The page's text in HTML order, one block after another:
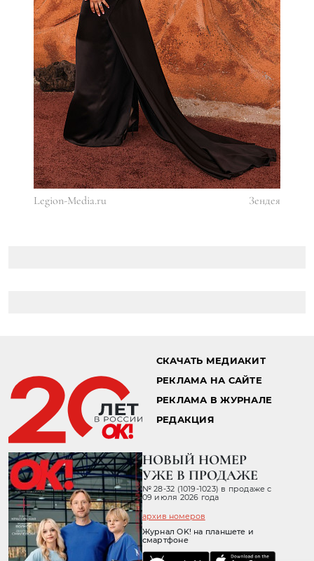
Legion-Media.ru Зендея
СКАЧАТЬ МЕДИАКИТ
РЕКЛАМА НА САЙТЕ
РЕКЛАМА В ЖУРНАЛЕ
РЕДАКЦИЯ
НОВЫЙ НОМЕР
УЖЕ В ПРОДАЖЕ
№ 28-32 (1019-1023) в продаже с
09 июля 2026 года
архив номеров
Журнал OK! на планшете и
смартфоне